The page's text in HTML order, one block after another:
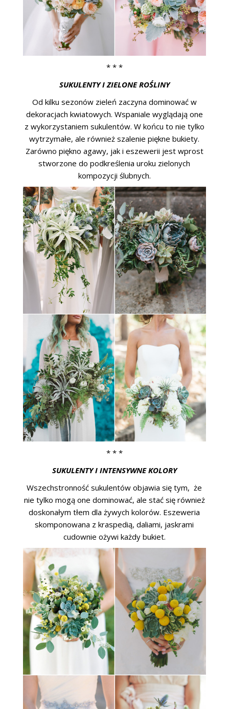
* * *
SUKULENTY I ZIELONE ROŚLINY
Od kilku sezonów zieleń zaczyna dominować w
dekoracjach kwiatowych. Wspaniale wyglądają one
z wykorzystaniem sukulentów. W końcu to nie tylko
wytrzymałe, ale również szalenie piękne bukiety.
Zarówno piękno agawy, jak i eszewerii jest wprost
stworzone do podkreślenia uroku zielonych
kompozycji ślubnych.
* * *
SUKULENTY I INTENSYWNE KOLORY
Wszechstronność sukulentów objawia się tym, że
nie tylko mogą one dominować, ale stać się również
doskonałym tłem dla żywych kolorów. Eszeweria
skomponowana z kraspedią, daliami, jaskrami
cudownie ożywi każdy bukiet.